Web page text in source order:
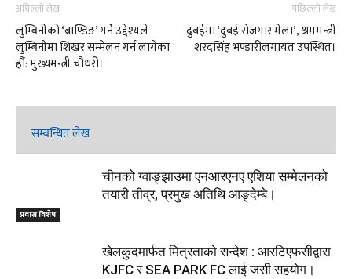
अघिल्लो लेख
लुम्बिनीको ‘ब्राण्डिङ’ गर्ने उद्देश्यले
लुम्बिनीमा शिखर सम्मेलन गर्न लागेका
हौं: मुख्यमन्त्री चौधरी।
पछिल्लो लेख
दुबईमा ‘दुबई रोजगार मेला’, श्रममन्त्री
शरदसिंह भण्डारीलगायत उपस्थित।
सम्बन्धित लेख
प्रवास विशेष
चीनको ग्वाङ्झाउमा एनआरएनए एशिया सम्मेलनको
तयारी तीव्र, प्रमुख अतिथि आङ्देम्बे।
खेलकुदमार्फत मित्रताको सन्देश : आरटिएफसीद्वारा
KJFC र SEA PARK FC लाई जर्सी सहयोग।